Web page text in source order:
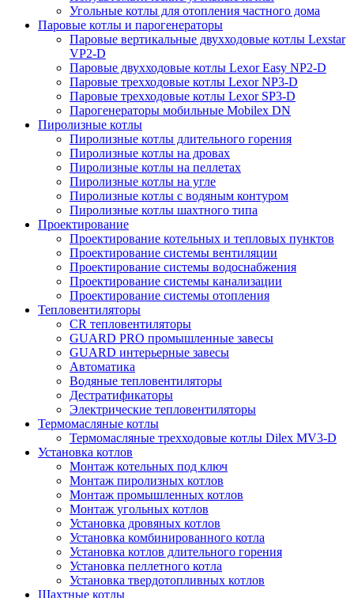
Угольные котлы для отопления частного дома
Паровые котлы и парогенераторы
Паровые вертикальные двухходовые котлы Lexstar
VP2-D
Паровые двухходовые котлы Lexor Easy NP2-D
Паровые трехходовые котлы Lexor NP3-D
Паровые трехходовые котлы Lexor SP3-D
Парогенераторы мобильные Mobilex DN
Пиролизные котлы
Пиролизные котлы длительного горения
Пиролизные котлы на дровах
Пиролизные котлы на пеллетах
Пиролизные котлы на угле
Пиролизные котлы с водяным контуром
Пиролизные котлы шахтного типа
Проектирование
Проектирование котельных и тепловых пунктов
Проектирование системы вентиляции
Проектирование системы водоснабжения
Проектирование системы канализации
Проектирование системы отопления
Тепловентиляторы
CR тепловентиляторы
GUARD PRO промышленные завесы
GUARD интерьерные завесы
Автоматика
Водяные тепловентиляторы
Дестратификаторы
Электрические тепловентиляторы
Термомасляные котлы
Термомасляные трехходовые котлы Dilex MV3-D
Установка котлов
Монтаж котельных под ключ
Монтаж пиролизных котлов
Монтаж промышленных котлов
Монтаж угольных котлов
Установка дровяных котлов
Установка комбинированного котла
Установка котлов длительного горения
Установка пеллетного котла
Установка твердотопливных котлов
Шахтные котлы